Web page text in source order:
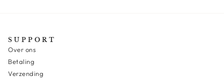
SUPPORT
Over ons
Betaling
Verzending